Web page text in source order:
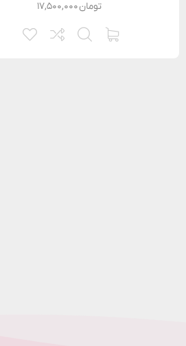
۱۷,۵۰۰,۰۰۰تومان